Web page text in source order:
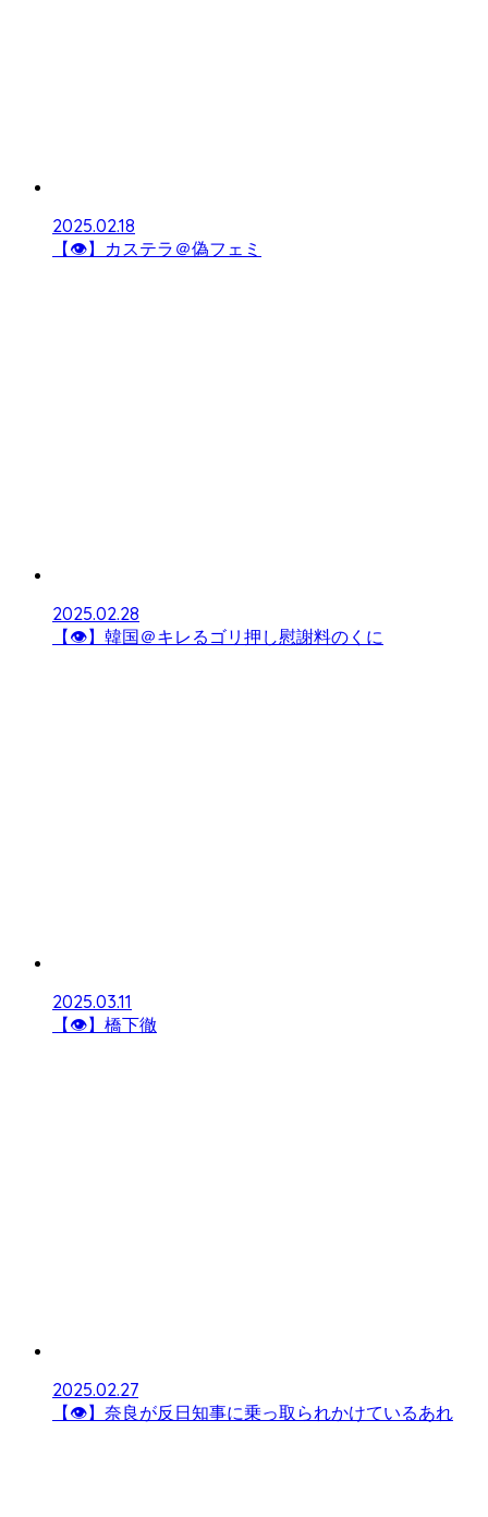
2025.02.18
【👁】カステラ＠偽フェミ
2025.02.28
【👁】韓国＠キレるゴリ押し慰謝料のくに
2025.03.11
【👁】橋下徹
2025.02.27
【👁】奈良が反日知事に乗っ取られかけているあれ